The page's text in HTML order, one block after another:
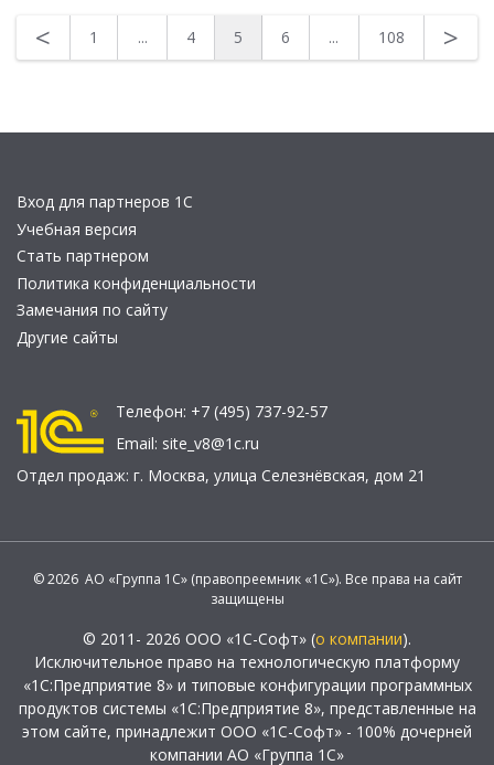
< 1 ... 4 5 6 ... 108 >
Вход для партнеров 1С
Учебная версия
Стать партнером
Политика конфиденциальности
Замечания по сайту
Другие сайты
Телефон: +7 (495) 737-92-57
Email: site_v8@1c.ru
Отдел продаж: г. Москва, улица Селезнёвская, дом 21
© 2026 АО «Группа 1С» (правопреемник «1С»). Все права на сайт
защищены
© 2011- 2026 ООО «1С-Софт» (о компании).
Исключительное право на технологическую платформу
«1С:Предприятие 8» и типовые конфигурации программных
продуктов системы «1С:Предприятие 8», представленные на
этом сайте, принадлежит ООО «1С-Софт» - 100% дочерней
компании АО «Группа 1С»